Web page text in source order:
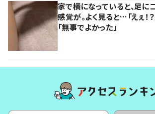
家で横になっていると、足に
感覚が。よく見ると…「えぇ！
「無事でよかった」